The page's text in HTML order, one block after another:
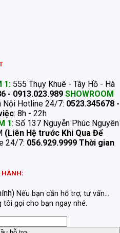
1: 555 Thụy Khuê - Tây Hồ - Hà
- 0913.023.989 SHOWROOM
Nội Hotline 24/7: 0523.345678 -
: 8h - 22h
1: Số 137 Nguyễn Phúc Nguyên
(Liên Hệ trước Khi Qua Để
24/7: 056.929.9999 Thời gian
HÀNH:
Nếu bạn cần hỗ trợ, tư vấn...
tôi gọi cho bạn ngay nhé.